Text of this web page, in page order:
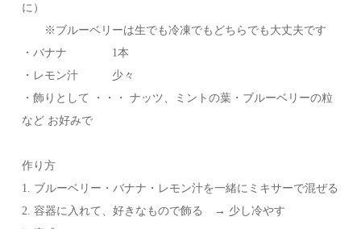
に）
※ブルーベリーは生でも冷凍でもどちらでも大丈夫です
・バナナ 1本
・レモン汁 少々
・飾りとして ・・・ ナッツ、ミントの葉・ブルーベリーの粒
など お好みで
作り方
1. ブルーベリー・バナナ・レモン汁を一緒にミキサーで混ぜる
2. 容器に入れて、好きなもので飾る → 少し冷やす